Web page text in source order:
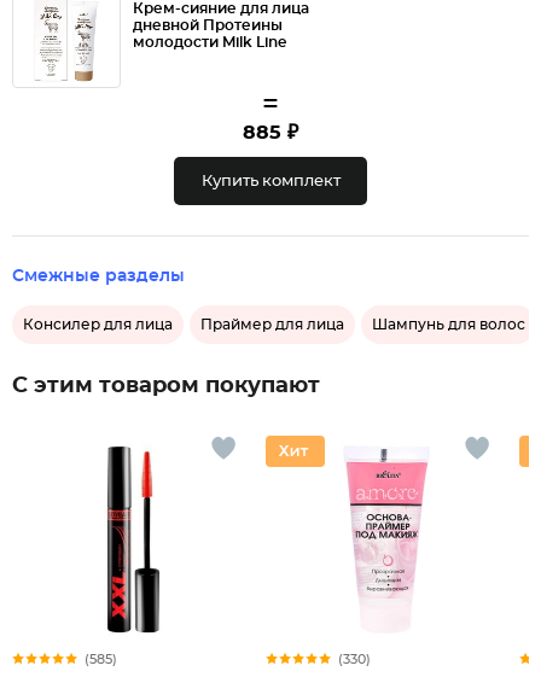
Крем-сияние для лица
дневной Протеины
молодости Milk Line
=
885 ₽
Купить комплект
Смежные разделы
Консилер для лица Праймер для лица Шампунь для волос
С этим товаром покупают
(585) (330)